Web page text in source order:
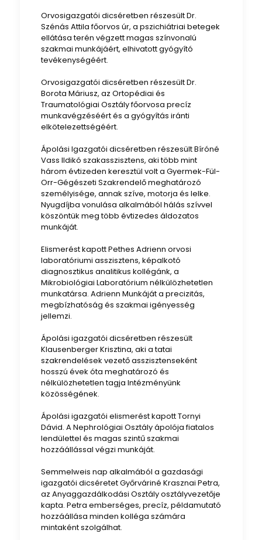
Orvosigazgatói dicséretben részesült Dr.
Szénás Attila főorvos úr, a pszichiátriai betegek
ellátása terén végzett magas színvonalú
szakmai munkájáért, elhivatott gyógyító
tevékenységéért.
Orvosigazgatói dicséretben részesült Dr.
Borota Máriusz, az Ortopédiai és
Traumatológiai Osztály főorvosa precíz
munkavégzéséért és a gyógyítás iránti
elkötelezettségéért.
Ápolási Igazgatói dicséretben részesült Bíróné
Vass Ildikó szakasszisztens, aki több mint
három évtizeden keresztül volt a Gyermek-Fül-
Orr-Gégészeti Szakrendelő meghatározó
személyisége, annak szíve, motorja és lelke.
Nyugdíjba vonulása alkalmából hálás szívvel
köszöntük meg több évtizedes áldozatos
munkáját.
Elismerést kapott Pethes Adrienn orvosi
laboratóriumi asszisztens, képalkotó
diagnosztikus analitikus kollégánk, a
Mikrobiológiai Laboratórium nélkülözhetetlen
munkatársa. Adrienn Munkáját a precizitás,
megbízhatóság és szakmai igényesség
jellemzi.
Ápolási igazgatói dicséretben részesült
Klausenberger Krisztina, aki a tatai
szakrendelések vezető asszisztenseként
hosszú évek óta meghatározó és
nélkülözhetetlen tagja Intézményünk
közösségének.
Ápolási igazgatói elismerést kapott Tornyi
Dávid. A Nephrológiai Osztály ápolója fiatalos
lendülettel és magas szintű szakmai
hozzáállással végzi munkáját.
Semmelweis nap alkalmából a gazdasági
igazgatói dicséretet Győrváriné Krasznai Petra,
az Anyaggazdálkodási Osztály osztályvezetője
kapta. Petra emberséges, precíz, példamutató
hozzáállása minden kolléga számára
mintaként szolgálhat.